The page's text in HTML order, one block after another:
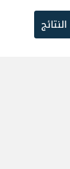
النتائج